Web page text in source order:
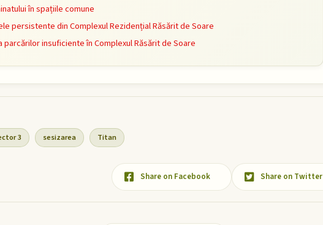
în spațiile comune
persistente din Complexul Rezidențial Răsărit de Soare
parcărilor insuficiente în Complexul Răsărit de Soare
3 sesizarea Titan
Share on Facebook Share on Twitter